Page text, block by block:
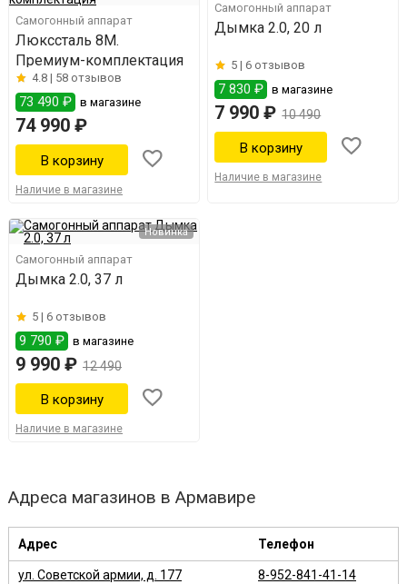
Самогонный аппарат
Люкссталь 8M.
Премиум-комплектация
4.8 | 58 отзывов
73 490 ₽ в магазине
74 990 ₽
Наличие в магазине
Самогонный аппарат
Дымка 2.0, 20 л
5 |6 отзывов
7 830 ₽ в магазине
7 990 ₽ 10 490
Наличие в магазине
Новинка
Самогонный аппарат
Дымка 2.0, 37 л
5 | 6 отзывов
9 790 ₽ в магазине
9 990 ₽ 12 490
Наличие в магазине
Адреса магазинов в Армавире
Адрес Телефон
ул. Советской армии, д. 177 8-952-841-41-14